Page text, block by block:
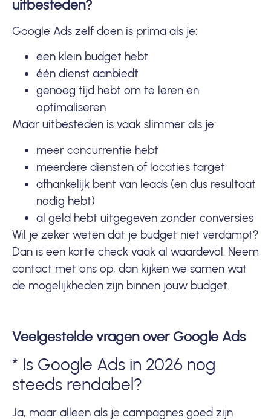
uitbesteden?
Google Ads zelf doen is prima als je:
een klein budget hebt
één dienst aanbiedt
genoeg tijd hebt om te leren en
optimaliseren
Maar uitbesteden is vaak slimmer als je:
meer concurrentie hebt
meerdere diensten of locaties target
afhankelijk bent van leads (en dus resultaat
nodig hebt)
al geld hebt uitgegeven zonder conversies
Wil je zeker weten dat je budget niet verdampt?
Dan is een korte check vaak al waardevol. Neem
contact met ons op, dan kijken we samen wat
de mogelijkheden zijn binnen jouw budget.
Veelgestelde vragen over Google Ads
* Is Google Ads in 2026 nog
steeds rendabel?
Ja, maar alleen als je campagnes goed zijn